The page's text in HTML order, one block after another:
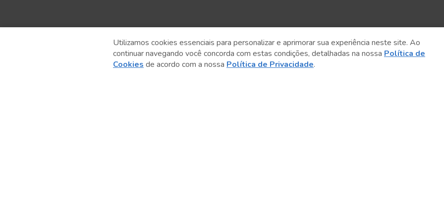
Anterior
Utilizamos cookies essenciais para personalizar e aprimorar sua experiência neste site. Ao
continuar navegando você concorda com estas condições, detalhadas na nossa Política de
Cookies de acordo com a nossa Política de Privacidade.